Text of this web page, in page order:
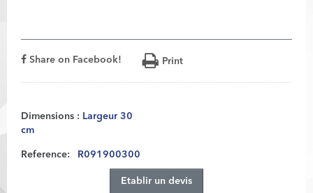
Share on Facebook! Print
Dimensions : Largeur 30
cm
Reference: R091900300
Etablir un devis